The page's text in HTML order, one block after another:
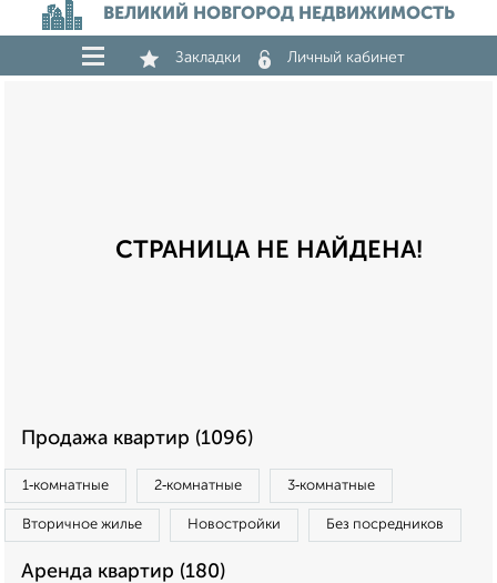
ВЕЛИКИЙ НОВГОРОД НЕДВИЖИМОСТЬ
Закладки Личный кабинет
СТРАНИЦА НЕ НАЙДЕНА!
Продажа квартир (1096)
1‑комнатные 2‑комнатные 3‑комнатные
Вторичное жилье Новостройки Без посредников
Аренда квартир (180)